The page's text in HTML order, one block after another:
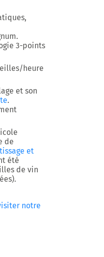
,
3-points
heure
et son
.
de
et
été
de vin
notre